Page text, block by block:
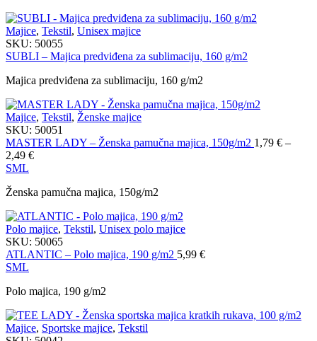
Majice, Tekstil, Unisex majice
SKU: 50055
SUBLI – Majica predviđena za sublimaciju, 160 g/m2
Majica predviđena za sublimaciju, 160 g/m2
Majice, Tekstil, Ženske majice
SKU: 50051
MASTER LADY – Ženska pamučna majica, 150g/m2 1,79 € –
2,49 €Распон
1,79 €
2,49 €
SML
Ženska pamučna majica, 150g/m2
Polo majice, Tekstil, Unisex polo majice
SKU: 50065
ATLANTIC – Polo majica, 190 g/m2 5,99 €
SML
Polo majica, 190 g/m2
Majice, Sportske majice, Tekstil